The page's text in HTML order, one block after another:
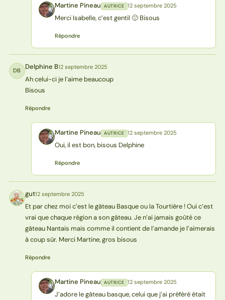
MP Martine Pineau AUTRICE 12 septembre 2025
Merci Isabelle, c’est gentil 🙂 Bisous
Répondre
DB Delphine B12 septembre 2025
Ah celui-ci je l’aime beaucoup
Bisous
Répondre
MP Martine Pineau AUTRICE 12 septembre 2025
Oui, il est bon, bisous Delphine
Répondre
G gut12 septembre 2025
Et par chez moi c’est le gâteau Basque ou la Tourtière ! Oui c’est
vrai que chaque région a son gâteau. Je n’ai jamais goûté ce
gâteau Nantais mais comme il contient de l’amande je l’aimerais
à coup sûr. Merci Martine, gros bisous
Répondre
MP Martine Pineau AUTRICE 12 septembre 2025
J’adore le gâteau basque, celui que j’ai préféré était